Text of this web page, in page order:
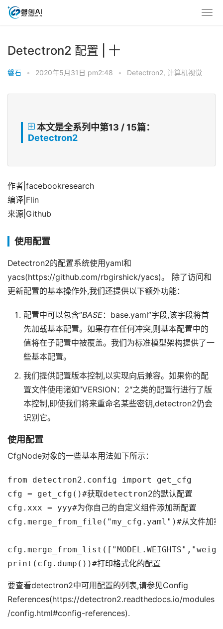
Detectron2 配置 | 十
磐石 • 2020年5月31日 pm2:48 • Detectron2, 计算机视觉
本文是全系列中第13 / 15篇：
Detectron2
作者|facebookresearch
编译|Flin
来源|Github
使用配置
Detectron2的配置系统使用yaml和
yacs(https://github.com/rbgirshick/yacs)。 除了访问和
更新配置的基本操作外,我们还提供以下额外功能：
配置中可以包含”BASE：base.yaml”字段,该字段将首
先加载基本配置。如果存在任何冲突,则基本配置中的
值将在子配置中被覆盖。我们为标准模型架构提供了一
些基本配置。
我们提供配置版本控制,以实现向后兼容。如果你的配
置文件使用诸如”VERSION：2″之类的配置行进行了版
本控制,即使我们将来重命​​名某些密钥,detectron2仍会
识别它。
使用配置
CfgNode对象的一些基本用法如下所示：
from detectron2.config import get_cfg
cfg = get_cfg()#获取detectron2的默认配置
cfg.xxx = yyy#为你自己的自定义组件添加新配置
cfg.merge_from_file("my_cfg.yaml")#从文件加载
要查看detectron2中可用配置的列表,请参见Config
References(https://detectron2.readthedocs.io/modules
/config.html#config-references).